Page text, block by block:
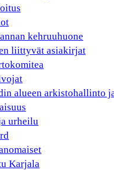
kehruuhuone
liittyvät asiakirjat
alueen arkistohallinto
urheilu
Karjala